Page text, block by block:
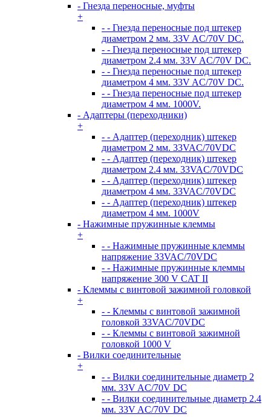
- Гнезда переносные, муфты
+
- - Гнезда переносные под штекер
диаметром 2 мм. 33V AC/70V DC.
- - Гнезда переносные под штекер
диаметром 2.4 мм. 33V AC/70V DC.
- - Гнезда переносные под штекер
диаметром 4 мм. 33V AC/70V DC.
- - Гнезда переносные под штекер
диаметром 4 мм. 1000V.
- Адаптеры (переходники)
+
- - Адаптер (переходник) штекер
диаметром 2 мм. 33VAC/70VDC
- - Адаптер (переходник) штекер
диаметром 2.4 мм. 33VAC/70VDC
- - Адаптер (переходник) штекер
диаметром 4 мм. 33VAC/70VDC
- - Адаптер (переходник) штекер
диаметром 4 мм. 1000V
- Нажимные пружинные клеммы
+
- - Нажимные пружинные клеммы
напряжение 33VAC/70VDC
- - Нажимные пружинные клеммы
напряжение 300 V CAT II
- Клеммы с винтовой зажимной головкой
+
- - Клеммы с винтовой зажимной
головкой 33VAC/70VDC
- - Клеммы с винтовой зажимной
головкой 1000 V
- Вилки соединительные
+
- - Вилки соединительные диаметр 2
мм. 33V AC/70V DC
- - Вилки соединительные диаметр 2.4
мм. 33V AC/70V DC